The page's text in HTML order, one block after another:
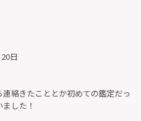
日
絡きたこととか初めての鑑定だっ
した！